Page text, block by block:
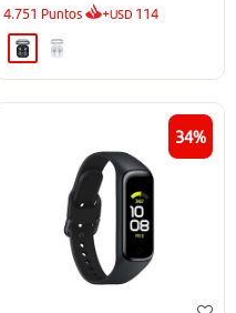
4.751 Puntos +USD 114
34